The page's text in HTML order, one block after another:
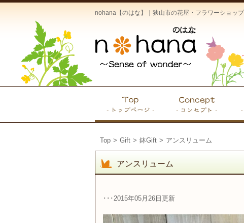
nohana【のはな】｜狭山市の花屋・フラワーショッ
Top > Gift > 鉢Gift > アンスリューム
アンスリューム
･･･2015年05月26日更新